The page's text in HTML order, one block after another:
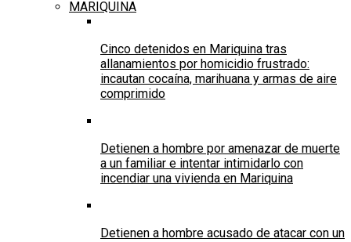
MARIQUINA
Cinco detenidos en Mariquina tras
allanamientos por homicidio frustrado:
incautan cocaína, marihuana y armas de aire
comprimido
Detienen a hombre por amenazar de muerte
a un familiar e intentar intimidarlo con
incendiar una vivienda en Mariquina
Detienen a hombre acusado de atacar con un